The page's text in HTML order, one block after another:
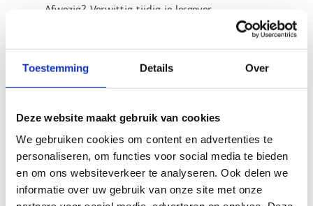
Toestemming Details Over
Deze website maakt gebruik van cookies
We gebruiken cookies om content en advertenties te
personaliseren, om functies voor social media te bieden
en om ons websiteverkeer te analyseren. Ook delen we
informatie over uw gebruik van onze site met onze
Afwezig? Verwittig tijdig je lesgever.
Kinderen mogen enkel met een volwassene de stallen
Ouders/begeleiders: laat de lesgever zijn/haar werk
doen, hoe goed je hulp ook bedoeld is.
Bekijk het grondplan van Sport Vlaanderen Genk